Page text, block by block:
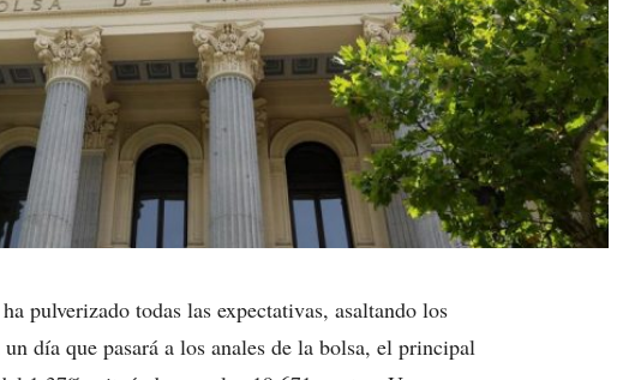
pulverizado todas las expectativas, asaltando los
día que pasará a los anales de la bolsa, el principal